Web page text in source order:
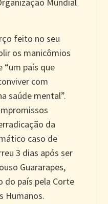
Mundial
feito no seu
os manicômios
“um país que
com
saúde mental”.
da
caso de
3 dias após ser
Guararapes,
do país pela Corte
Humanos.